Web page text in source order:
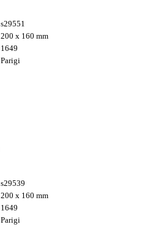
s29551
200 x 160 mm
1649
Parigi
s29539
200 x 160 mm
1649
Parigi